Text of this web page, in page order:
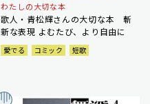
わたしの大切な本
歌人・青松輝さんの大切な本 斬
新な表現 よむたび、より自由に
愛でる コミック 短歌